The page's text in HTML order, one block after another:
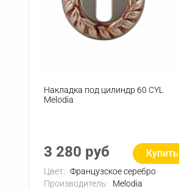
Накладка под цилиндр 60 СYL
Melodia
3 280 руб Купить
Цвет: Французское серебро
Производитель:
Melodia